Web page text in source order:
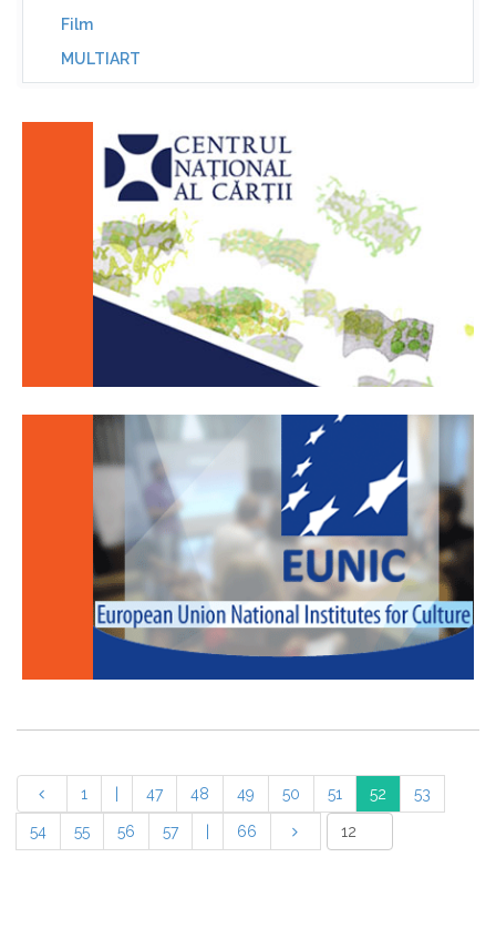
Film
MULTIART
1 47 48 49 50 51 52 53
54 55 56 57 66